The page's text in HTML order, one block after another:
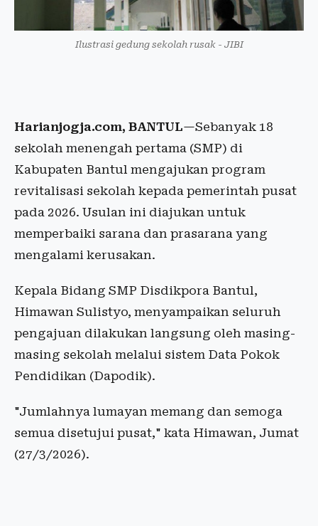
Ilustrasi gedung sekolah rusak - JIBI
Harianjogja.com, BANTUL—Sebanyak 18
sekolah menengah pertama (SMP) di
Kabupaten Bantul mengajukan program
revitalisasi sekolah kepada pemerintah pusat
pada 2026. Usulan ini diajukan untuk
memperbaiki sarana dan prasarana yang
mengalami kerusakan.
Kepala Bidang SMP Disdikpora Bantul,
Himawan Sulistyo, menyampaikan seluruh
pengajuan dilakukan langsung oleh masing-
masing sekolah melalui sistem Data Pokok
Pendidikan (Dapodik).
"Jumlahnya lumayan memang dan semoga
semua disetujui pusat," kata Himawan, Jumat
(27/3/2026).